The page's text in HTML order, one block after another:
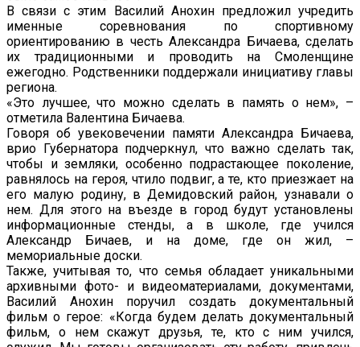
В связи с этим Василий Анохин предложил учредить
именные соревнования по спортивному
ориентированию в честь Александра Бичаева, сделать
их традиционными и проводить на Смоленщине
ежегодно. Родственники поддержали инициативу главы
региона.
«Это лучшее, что можно сделать в память о нем», –
отметила Валентина Бичаева.
Говоря об увековечении памяти Александра Бичаева,
врио Губернатора подчеркнул, что важно сделать так,
чтобы и земляки, особенно подрастающее поколение,
равнялось на героя, чтило подвиг, а те, кто приезжает на
его малую родину, в Демидовский район, узнавали о
нем. Для этого на въезде в город будут установлены
информационные стенды, а в школе, где учился
Александр Бичаев, и на доме, где он жил, –
мемориальные доски.
Также, учитывая то, что семья обладает уникальными
архивными фото- и видеоматериалами, документами,
Василий Анохин поручил создать документальный
фильм о герое: «Когда будем делать документальный
фильм, о нем скажут друзья, те, кто с ним учился,